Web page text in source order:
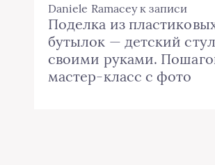
Daniele Ramaceyк записи
Поделка из
бутылок — детский
своими руками.
мастер-класс с фото